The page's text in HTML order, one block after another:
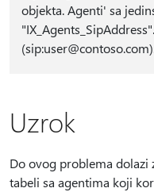
objekta. Agenti' sa
Uzrok
Do ovog problema dolazi
tabeli sa agentima koji